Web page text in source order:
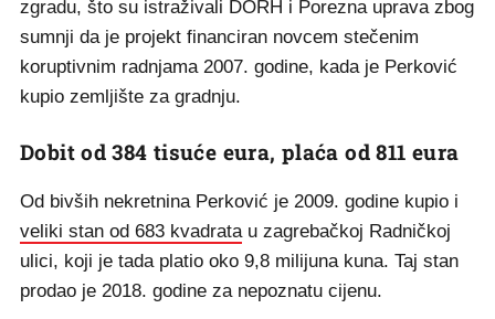
zgradu, što su istraživali DORH i Porezna uprava zbog
sumnji da je projekt financiran novcem stečenim
koruptivnim radnjama 2007. godine, kada je Perković
kupio zemljište za gradnju.
Dobit od 384 tisuće eura, plaća od 811 eura
Od bivših nekretnina Perković je 2009. godine kupio i
veliki stan od 683 kvadrata u zagrebačkoj Radničkoj
ulici, koji je tada platio oko 9,8 milijuna kuna. Taj stan
prodao je 2018. godine za nepoznatu cijenu.